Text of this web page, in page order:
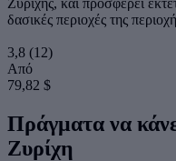
Ζυρίχης, και προσφέρει
δασικές περιοχές της
3,8 (12)
Από
79,82 $
Πράγματα να
Ζυρίχη